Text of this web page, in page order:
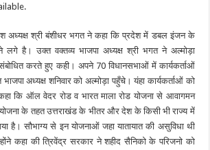
अध्यक्ष श्री बंशीधर भगत ने कहा कि प्रदेश में डबल इंजन के
है। उक्त वक्तव्य भाजपा अध्यक्ष श्री भगत ने अल्मोड़ा
संबोधित करते हुए कही। अपने 70 विधानसभाओं में कार्यकर्ताओं
अध्यक्ष शनिवार को अल्मोड़ा पहुँचे। यंहा कार्यकर्ताओं को
कि ऑल वेदर रोड व भारत माला रोड योजना से आवागमन
के तहत उत्तराखंड के भीतर और देश के किसी भी राज्य में
है। सौभाग्य से इन योजनाओं जहा यातायात की असुविधा थी
कहा की त्रिवेंद्र सरकार ने शहीद सैनिको के परिजनो को